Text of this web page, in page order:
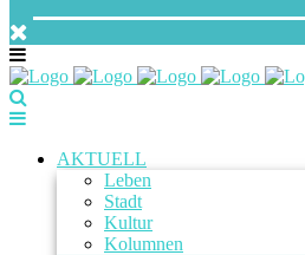
AKTUELL
Leben
Stadt
Kultur
Kolumnen